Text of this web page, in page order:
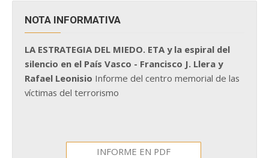
NOTA INFORMATIVA
LA ESTRATEGIA DEL MIEDO. ETA y la espiral del
silencio en el País Vasco - Francisco J. Llera y
Rafael Leonisio Informe del centro memorial de las
víctimas del terrorismo
INFORME EN PDF